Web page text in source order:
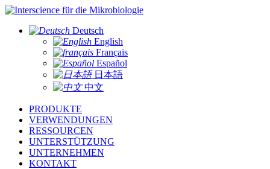
für die Mikrobiologie
Deutsch
English
Français
Español
日本語
中文
PRODUKTE
VERWENDUNGEN
RESSOURCEN
UNTERSTÜTZUNG
UNTERNEHMEN
KONTAKT